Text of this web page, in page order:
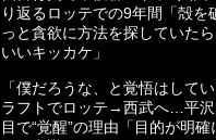
り返るロッテでの9年間「殻
っと貪欲に方法を探していた
いいキッカケ」
「僕だろうな、と覚悟はして
ラフトでロッテ→西武へ…平沢
目で“覚醒”の理由「目的が明